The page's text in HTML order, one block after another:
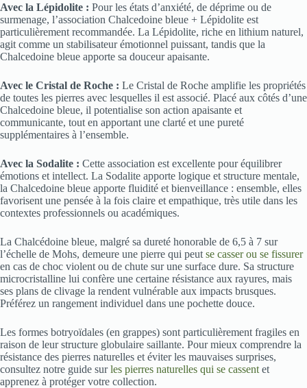
Avec la Lépidolite : Pour les états d’anxiété, de déprime ou de
surmenage, l’association Chalcedoine bleue + Lépidolite est
particulièrement recommandée. La Lépidolite, riche en lithium naturel,
agit comme un stabilisateur émotionnel puissant, tandis que la
Chalcedoine bleue apporte sa douceur apaisante.
Avec le Cristal de Roche : Le Cristal de Roche amplifie les propriétés
de toutes les pierres avec lesquelles il est associé. Placé aux côtés d’une
Chalcedoine bleue, il potentialise son action apaisante et
communicante, tout en apportant une clarté et une pureté
supplémentaires à l’ensemble.
Avec la Sodalite : Cette association est excellente pour équilibrer
émotions et intellect. La Sodalite apporte logique et structure mentale,
la Chalcedoine bleue apporte fluidité et bienveillance : ensemble, elles
favorisent une pensée à la fois claire et empathique, très utile dans les
contextes professionnels ou académiques.
La Chalcédoine bleue, malgré sa dureté honorable de 6,5 à 7 sur
l’échelle de Mohs, demeure une pierre qui peut se casser ou se fissurer
en cas de choc violent ou de chute sur une surface dure. Sa structure
microcristalline lui confère une certaine résistance aux rayures, mais
ses plans de clivage la rendent vulnérable aux impacts brusques.
Préférez un rangement individuel dans une pochette douce.
Les formes botryoïdales (en grappes) sont particulièrement fragiles en
raison de leur structure globulaire saillante. Pour mieux comprendre la
résistance des pierres naturelles et éviter les mauvaises surprises,
consultez notre guide surles pierres naturelles qui se cassent et
apprenez à protéger votre collection.